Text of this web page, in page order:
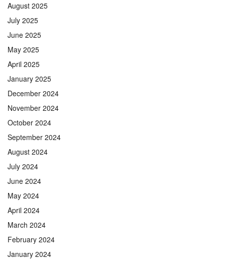
August 2025
July 2025
June 2025
May 2025
April 2025
January 2025
December 2024
November 2024
October 2024
September 2024
August 2024
July 2024
June 2024
May 2024
April 2024
March 2024
February 2024
January 2024